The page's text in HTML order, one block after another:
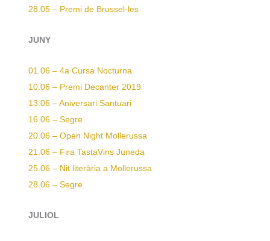
28.05 – Premi de Brussel·les
JUNY
01.06 – 4a Cursa Nocturna
10.06 – Premi Decanter 2019
13.06 – Aniversari Santuari
16.06 – Segre
20.06 – Open Night Mollerussa
21.06 – Fira TastaVins Juneda
25.06 – Nit literària a Mollerussa
28.06 – Segre
JULIOL